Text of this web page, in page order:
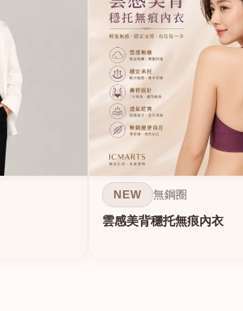
NEW 無鋼圈
雲感美背穩托無痕內衣